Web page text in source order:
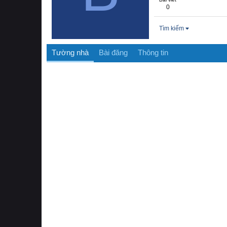
0
Tìm kiếm
Tường nhà Bài đăng Thông tin